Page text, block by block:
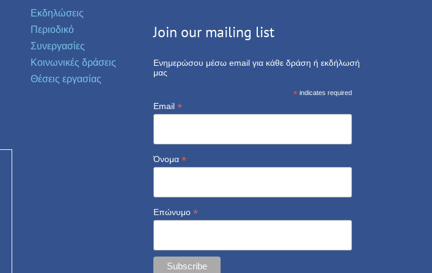
Εκδηλώσεις
Περιοδικό
Συνεργασίες
Κοινωνικές δράσεις
Θέσεις εργασίας
Join our mailing list
Ενημερώσου μέσω email για κάθε δράση ή εκδήλωσή
μας
* indicates required
Email *
Όνομα *
Επώνυμο *